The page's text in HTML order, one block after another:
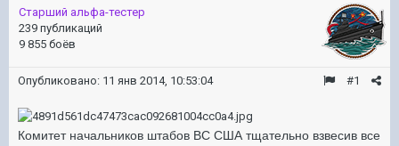
Старший альфа-тестер
239 публикаций
9 855 боёв
#1
Опубликовано: 11 янв 2014, 10:53:04
Комитет начальников штабов ВС США тщательно взвесив все